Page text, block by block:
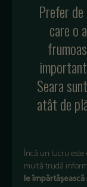
Prefer
care o
Seara
atât de
Încă un lucru este
multă trudă
le